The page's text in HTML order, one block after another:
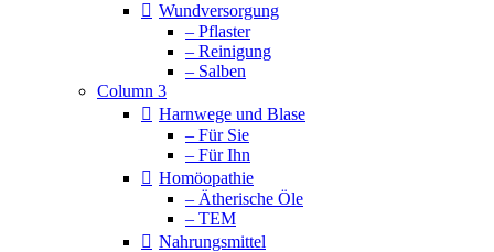
Wundversorgung
– Pflaster
– Reinigung
– Salben
Column 3
Harnwege und Blase
– Für Sie
– Für Ihn
Homöopathie
– Ätherische Öle
– TEM
Nahrungsmittel